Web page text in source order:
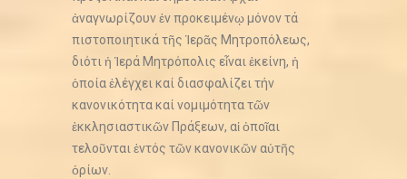
ἀναγνωρίζουν ἐν προκειμένῳ μόνον τά
πιστοποιητικά τῆς Ἱερᾶς Μητροπόλεως,
διότι ἡ Ἱερά Μητρόπολις εἶναι ἐκείνη, ἡ
ὁποία ἐλέγχει καί διασφαλίζει τήν
κανονικότητα καί νομιμότητα τῶν
ἐκκλησιαστικῶν Πράξεων, αἱ ὁποῖαι
τελοῦνται ἐντός τῶν κανονικῶν αὐτῆς
ὁρίων.